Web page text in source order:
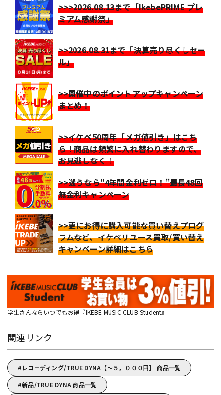
>>>2026.08.13まで「IkebePRIME プレ
ミアム感謝祭」
>>2026.08.31まで「決算売り尽くしセー
ル」
>>開催中のポイントアップキャンペーン
まとめ！
>>イケベ50周年「メガ値引き」はこち
ら！商品は頻繁に入れ替わりますので、
お見逃しなく！
>>迷うなら“4年間金利ゼロ！”最長48回
無金利キャンペーン
>>更にお得に購入可能な買い替えプログ
ラムなど、イケベリユース買取/買い替え
キャンペーン詳細はこちら
学生さんならいつでもお得『IKEBE MUSIC CLUB Student』
関連リンク
レコーディング/TRUE DYNA【～５，０００円】 商品一覧
新品/TRUE DYNA 商品一覧